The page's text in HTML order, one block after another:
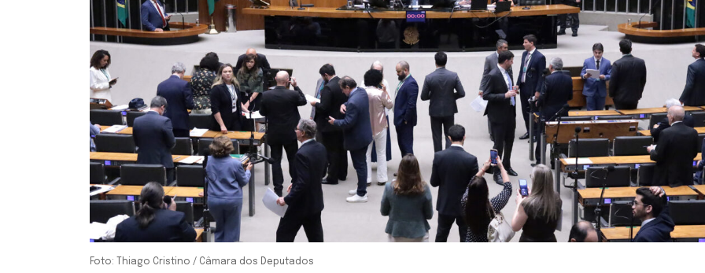
Foto: Thiago Cristino / Câmara dos Deputados